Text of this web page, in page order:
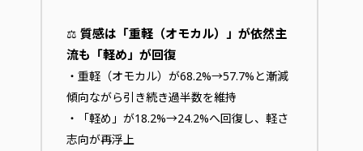
⚖️ 質感は「重軽（オモカル）」が依然主
流も「軽め」が回復
・重軽（オモカル）が68.2%→57.7%と漸減
傾向ながら引き続き過半数を維持
・「軽め」が18.2%→24.2%へ回復し、軽さ
志向が再浮上